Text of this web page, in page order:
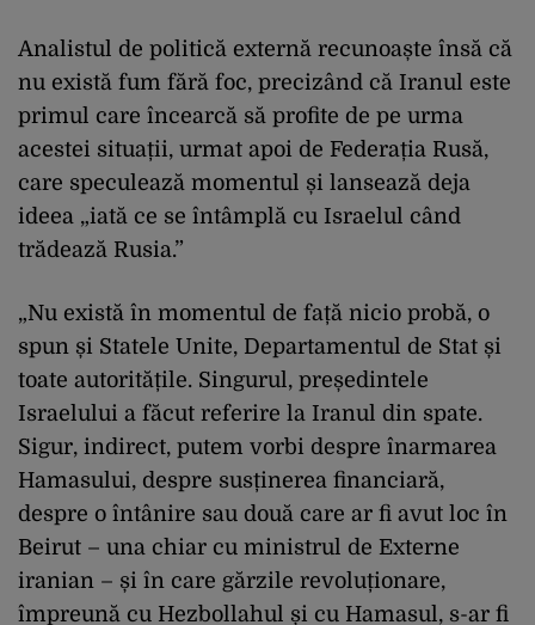
Analistul de politică externă recunoaște însă că
nu există fum fără foc, precizând că Iranul este
primul care încearcă să profite de pe urma
acestei situații, urmat apoi de Federația Rusă,
care speculează momentul și lansează deja
ideea „iată ce se întâmplă cu Israelul când
trădează Rusia.”
„Nu există în momentul de față nicio probă, o
spun și Statele Unite, Departamentul de Stat și
toate autoritățile. Singurul, președintele
Israelului a făcut referire la Iranul din spate.
Sigur, indirect, putem vorbi despre înarmarea
Hamasului, despre susținerea financiară,
despre o întânire sau două care ar fi avut loc în
Beirut – una chiar cu ministrul de Externe
iranian – și în care gărzile revoluționare,
împreună cu Hezbollahul și cu Hamasul, s-ar fi